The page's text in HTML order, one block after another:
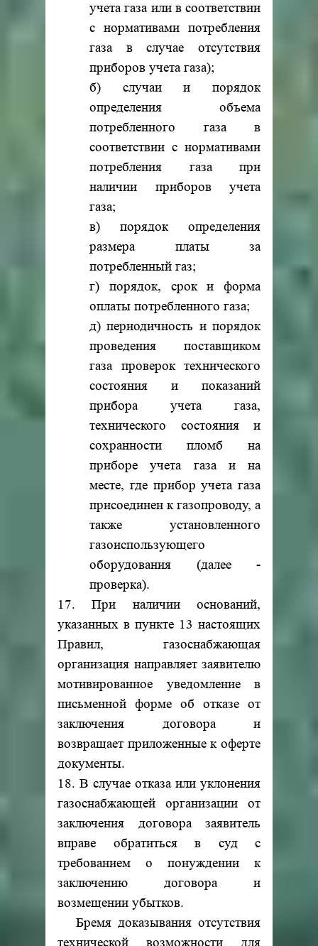
учета газа или в соответствии
с нормативами потребления
газа в случае отсутствия
приборов учета газа);
б) случаи и порядок
определения объема
потребленного газа в
соответствии с нормативами
потребления газа при
наличии приборов учета
газа;
в) порядок определения
размера платы за
потребленный газ;
г) порядок, срок и форма
оплаты потребленного газа;
д) периодичность и порядок
проведения поставщиком
газа проверок технического
состояния и показаний
прибора учета газа,
технического состояния и
сохранности пломб на
приборе учета газа и на
месте, где прибор учета газа
присоединен к газопроводу, а
также установленного
газоиспользующего
оборудования (далее -
проверка).
17. При наличии оснований,
указанных в пункте 13 настоящих
Правил, газоснабжающая
организация направляет заявителю
мотивированное уведомление в
письменной форме об отказе от
заключения договора и
возвращает приложенные к оферте
документы.
18. В случае отказа или уклонения
газоснабжающей организации от
заключения договора заявитель
вправе обратиться в суд с
требованием о понуждении к
заключению договора и
возмещении убытков.
Бремя доказывания отсутствия
технической возможности для